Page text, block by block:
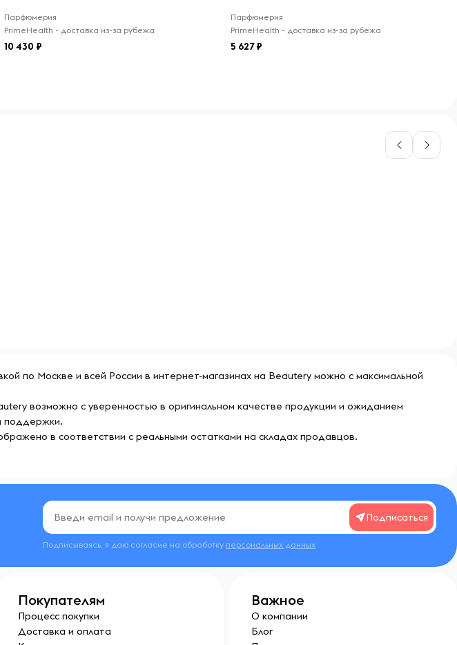
Парфюмерия
PrimeHealth - доставка из-за рубежа
10 430
Парфюмерия
PrimeHealth - доставка из-за рубежа
5 627
по Москве и всей России в интернет-магазинах на Beautery можно с максимальной
возможно с уверенностью в оригинальном качестве продукции и ожиданием
поддержки.
в соответствии с реальными остатками на складах продавцов.
Подписаться
Подписываясь, я даю согласие на обработку персональных данных
Покупателям
Процесс покупки
Доставка и оплата
Важное
О компании
Блог